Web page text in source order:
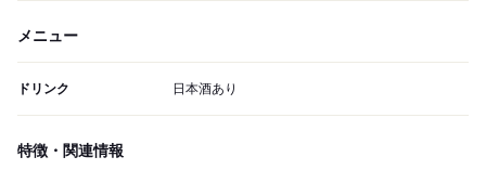
メニュー
ドリンク 日本酒あり
特徴・関連情報